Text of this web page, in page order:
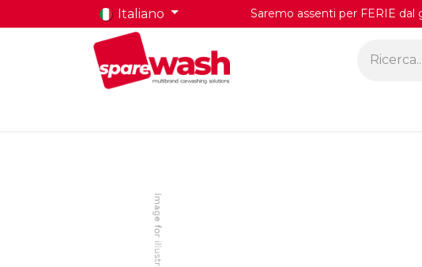
Italiano Saremo assenti per FERIE dal